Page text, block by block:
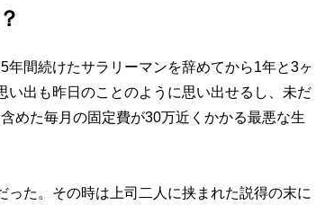
間続けたサラリーマンを辞めてから1年と3ヶ
い出も昨日のことのように思い出せるし、未だ
めた毎月の固定費が30万近くかかる最悪な生
た。その時は上司二人に挟まれた説得の末に